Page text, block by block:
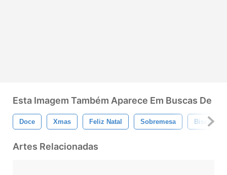
Esta Imagem Também Aparece Em Buscas De
Doce Xmas Feliz Natal Sobremesa Biscoito
Artes Relacionadas